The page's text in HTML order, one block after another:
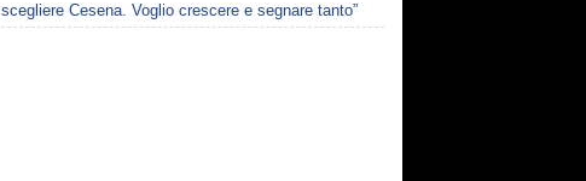
scegliere Cesena. Voglio crescere e segnare tanto”